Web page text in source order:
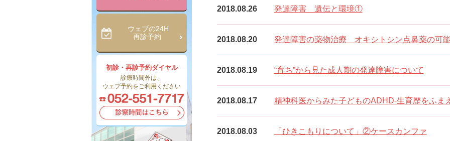
2018.08.26 発達障害 遺伝と環境①
2018.08.20 発達障害の薬物治療 オキシトシン点鼻薬の可
2018.08.19 “育ち”から見た成人期の発達障害について
2018.08.17 精神科医からみた子どものADHD‐生育歴をふま
2018.08.03 「ひきこもりについて」②ケースカンファ
ウェブの24H
再診予約
初診・再診予約ダイヤル
診療時間外は、
ウェブ予約をご利用ください